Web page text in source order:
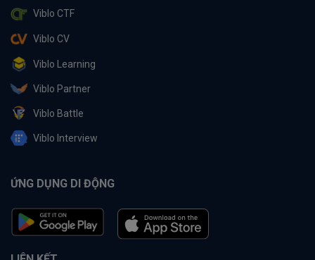
Viblo CTF
Viblo CV
Viblo Learning
Viblo Partner
Viblo Battle
Viblo Interview
ỨNG DỤNG DI ĐỘNG